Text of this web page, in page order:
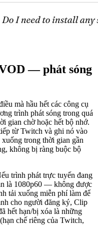
VOD —phát sóng
mà hầu hết các công cụ
trình phát sóng trong quá
gian chờ hoặc hết bộ nhớ.
từ Twitch và ghi nó vào
trong thời gian gần
không bị ràng buộc bộ
trình phát trực tuyến đang
là 1080p60 — không được
tải xuống miễn phí làm để
cho người đăng ký, Clip
hết hạn/bị xóa là những
chế riêng của Twitch,